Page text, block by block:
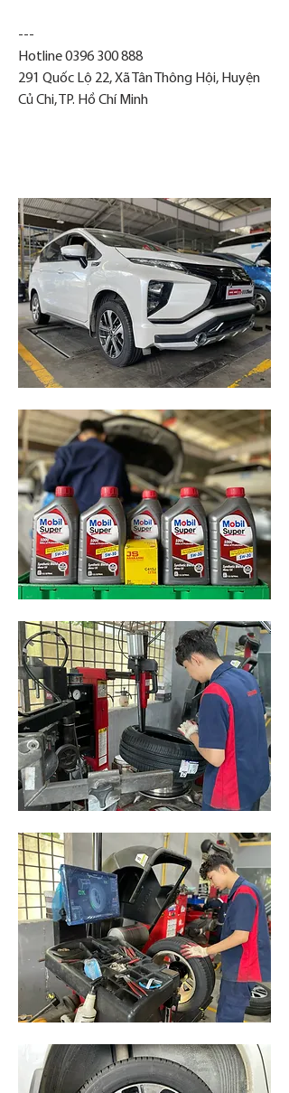
---
Hotline 0396 300 888
291 Quốc Lộ 22, Xã Tân Thông Hội, Huyện
Củ Chi, TP. Hồ Chí Minh